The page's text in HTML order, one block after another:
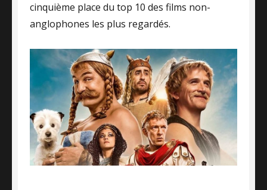
cinquième place du top 10 des films non-
anglophones les plus regardés.